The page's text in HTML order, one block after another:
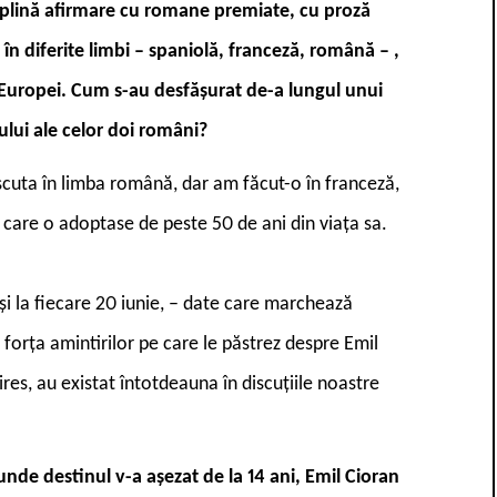
afirmare cu romane premiate, cu proză
diferite limbi – spaniolă, franceză, română – ,
Cum s-au desfășurat de-a lungul unui
ale celor doi români?
în limba română, dar am făcut-o în franceză,
o adoptase de peste 50 de ani din viața sa.
la fiecare 20 iunie, – date care marchează
amintirilor pe care le păstrez despre Emil
au existat întotdeaunaîn discuțiile noastre
destinul v-a așezat de la 14 ani, Emil Cioran